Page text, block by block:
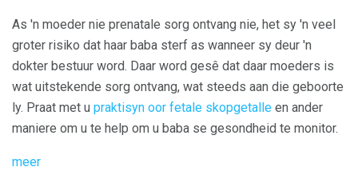
As 'n moeder nie prenatale sorg ontvang nie, het sy 'n veel
groter risiko dat haar baba sterf as wanneer sy deur 'n
dokter bestuur word. Daar word gesê dat daar moeders is
wat uitstekende sorg ontvang, wat steeds aan die geboorte
ly. Praat met u praktisyn oor fetale skopgetalle en ander
maniere om u te help om u baba se gesondheid te monitor.
meer